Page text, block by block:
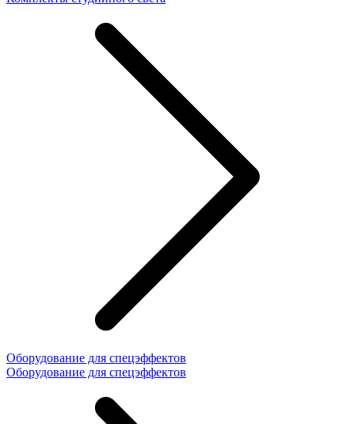
Оборудование для спецэффектов
Оборудование для спецэффектов